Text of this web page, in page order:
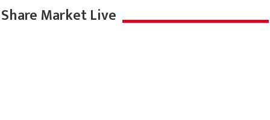
Share Market Live